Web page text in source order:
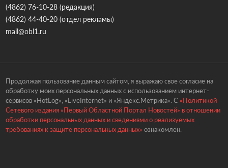
(4862) 76-10-28(редакция)
(4862) 44-40-20(отдел рекламы)
mail@obl1.ru
Продолжая пользование данным сайтом, я выражаю свое согласие на
обработку моих персональных данных с использованием интернет-
сервисов «HotLog», «LiveInternet» и «Яндекс.Метрика». С «Политикой
Сетевого издания «Первый Областной Портал Новостей» в отношении
обработки персональных данных и сведениями о реализуемых
требованиях к защите персональных данных» ознакомлен.